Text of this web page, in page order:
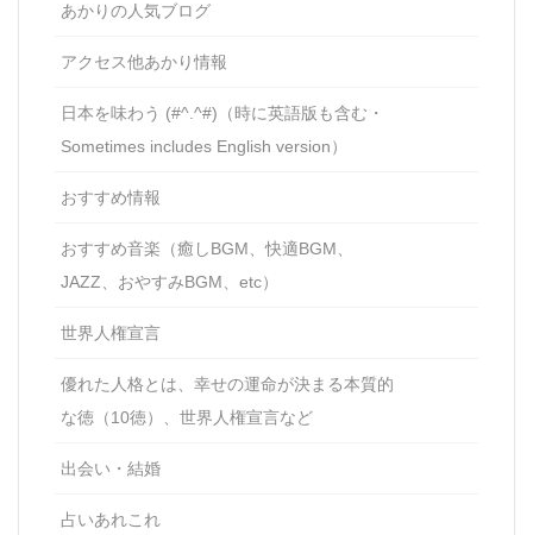
あかりの人気ブログ
アクセス他あかり情報
日本を味わう (#^.^#)（時に英語版も含む・
Sometimes includes English version）
おすすめ情報
おすすめ音楽（癒しBGM、快適BGM、
JAZZ、おやすみBGM、etc）
世界人権宣言
優れた人格とは、幸せの運命が決まる本質的
な徳（10徳）、世界人権宣言など
出会い・結婚
占いあれこれ